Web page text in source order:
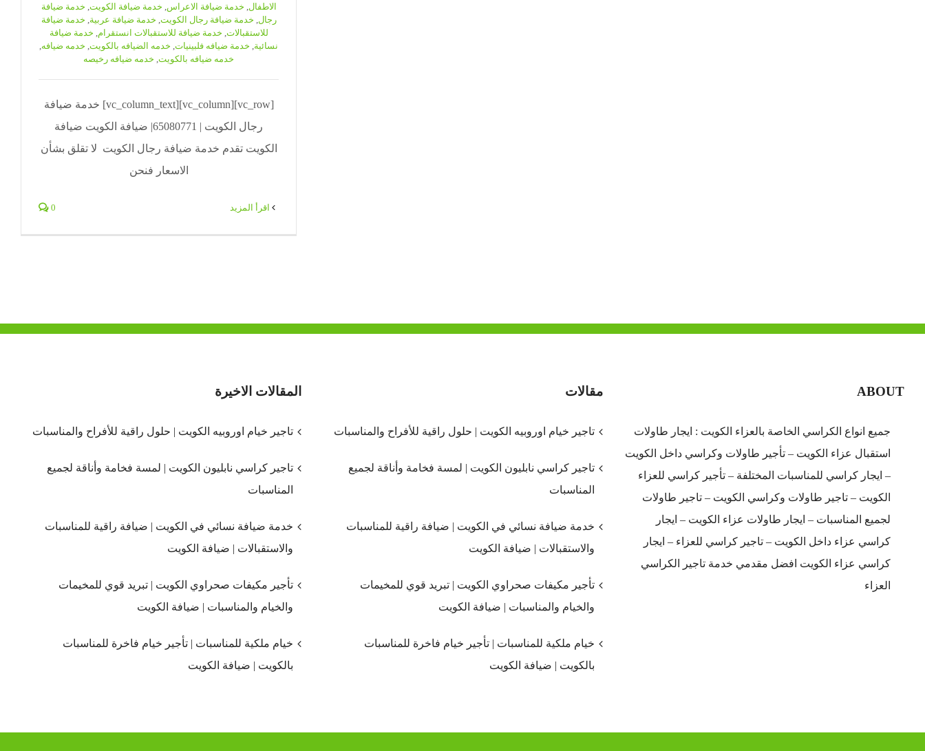
الاطفال خدمة ضيافة الاعراس خدمة ضيافة الكويت خدمة ضيافة
رجال خدمة ضيافة رجال الكويت خدمة ضيافة عربية خدمة ضيافة
للاستقبالات خدمة ضيافة للاستقبالات انستقرام خدمة ضيافة
نسائية خدمة ضيافه فلبينيات, خدمه الضيافه بالكويت, خدمه ضيافه
خدمه ضيافه بالكويت, خدمه ضيافه رخيصه
[vc_row][vc_column][vc_column_text] خدمة ضيافة
رجال الكويت | 65080771| ضيافة الكويت ضيافة
الكويت تقدم خدمة ضيافة رجال الكويت لا تقلق بشأن
الاسعار فنحن
‫اقرأ المزيد 0
ABOUT
جميع انواع الكراسي الخاصة بالعزاء الكويت : ايجار طاولات
استقبال عزاء الكويت – تأجير طاولات وكراسي داخل الكويت
– ايجار كراسي للمناسبات المختلفة – تأجير كراسي للعزاء
الكويت – تاجير طاولات وكراسي الكويت – تاجير طاولات
لجميع المناسبات – ايجار طاولات عزاء الكويت – ايجار
كراسي عزاء داخل الكويت – تاجير كراسي للعزاء – ايجار
كراسي عزاء الكويت افضل مقدمي خدمة تاجير الكراسي
العزاء
مقالات
تاجير خيام اوروبيه الكويت | حلول راقية للأفراح والمناسبات
تاجير كراسي نابليون الكويت | لمسة فخامة وأناقة لجميع
المناسبات
خدمة ضيافة نسائي في الكويت | ضيافة راقية للمناسبات
والاستقبالات | ضيافة الكويت
تأجير مكيفات صحراوي الكويت | تبريد قوي للمخيمات
والخيام والمناسبات | ضيافة الكويت
خيام ملكية للمناسبات | تأجير خيام فاخرة للمناسبات
بالكويت | ضيافة الكويت
المقالات الاخيرة
تاجير خيام اوروبيه الكويت | حلول راقية للأفراح والمناسبات
تاجير كراسي نابليون الكويت | لمسة فخامة وأناقة لجميع
المناسبات
خدمة ضيافة نسائي في الكويت | ضيافة راقية للمناسبات
والاستقبالات | ضيافة الكويت
تأجير مكيفات صحراوي الكويت | تبريد قوي للمخيمات
والخيام والمناسبات | ضيافة الكويت
خيام ملكية للمناسبات | تأجير خيام فاخرة للمناسبات
بالكويت | ضيافة الكويت